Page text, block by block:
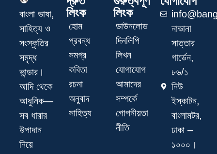
বাংলা ভাষা,
সাহিত্য ও
সংস্কৃতির
সমৃদ্ধ
ভান্ডার।
আদি থেকে
আধুনিক—
সব ধারার
উপাদান
নিয়ে
লিংক
হোম
প্রবন্ধ
সমগ্র
কবিতা
রচনা
অনুবাদ
সাহিত্য
লিংক
ডাউনলোড
দিনলিপি
লিখন
যোগাযোগ
আমাদের
সম্পর্কে
গোপনীয়তা
নীতি
নাভানা
সাত্তার
গার্ডেন,
৮৬/১
নিউ
ইস্কাটন,
বাংলামটর,
ঢাকা –
১০০০।